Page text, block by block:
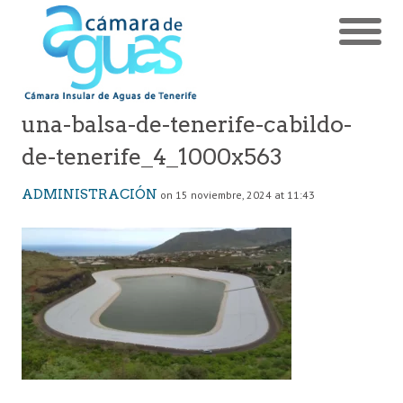
una-balsa-de-tenerife-cabildo-
de-tenerife_4_1000x563
ADMINISTRACIÓN on 15 noviembre, 2024 at 11:43